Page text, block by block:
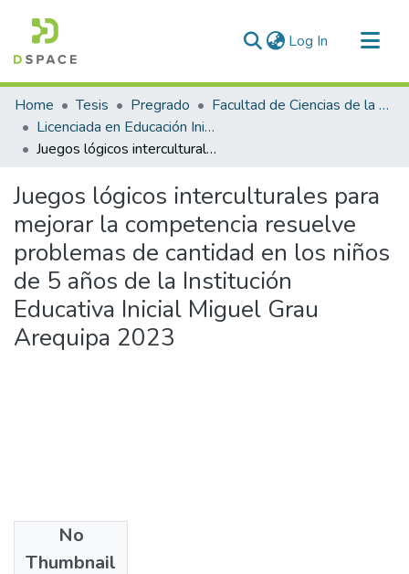
Log In (current)
Communities & Collections
All of DSpace
Statistics
Home Tesis Pregrado
Facultad de Ciencias de la Educación
Licenciada en Educación Inicial Intercultural Bilingüe
Juegos lógicos interculturales para mejorar la competencia resuelve problemas de cantidad en los niños de 5 años de la Institución Educativa Inicial Miguel Grau Arequipa 2023
Juegos lógicos interculturales para
mejorar la competencia resuelve
problemas de cantidad en los niños
de 5 años de la Institución
Educativa Inicial Miguel Grau
Arequipa 2023
No
Thumbnail